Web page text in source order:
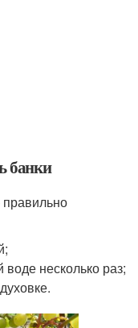
банки
несколько раз;